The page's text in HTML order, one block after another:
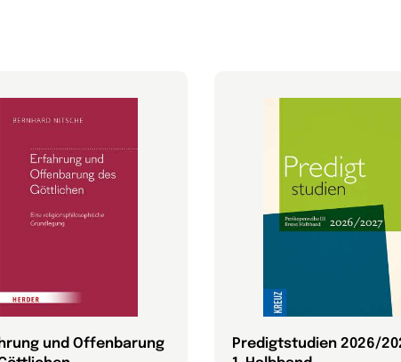
und Offenbarung
Predigtstudien 2026/